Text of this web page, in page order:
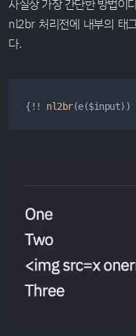
사실상 가장 간단한 방법이
nl2br 처리전에 내부의 태
다.
{!! nl2br